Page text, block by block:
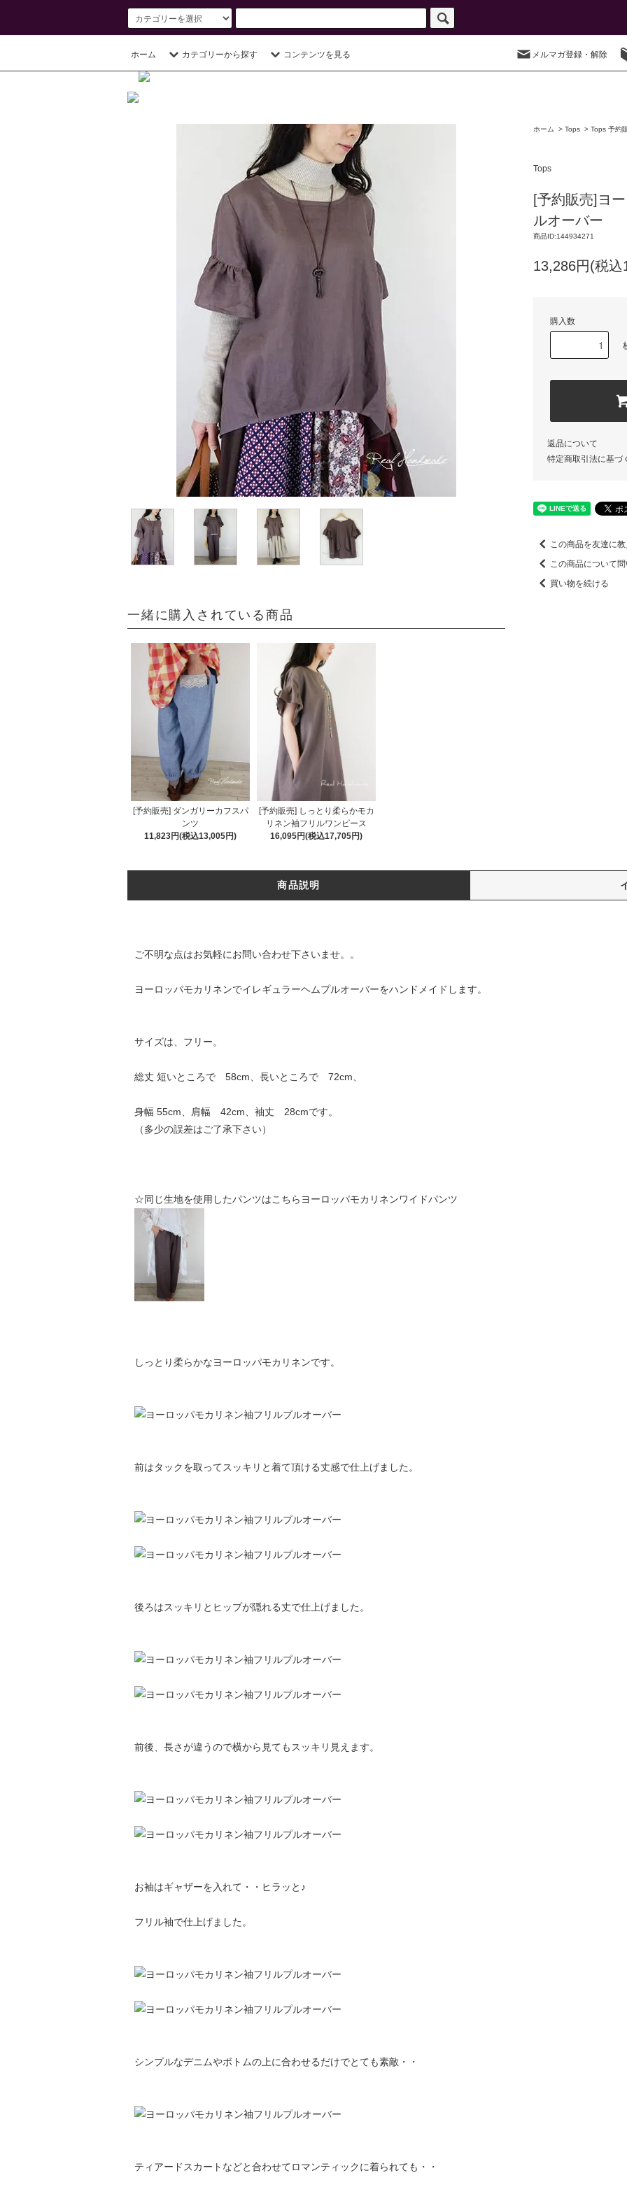
ホーム カテゴリーから探す コンテンツを見る メルマガ登録・解除
一緒に購入されている商品
[予約販売] ダンガリーカフスパ
ンツ
11,823円(税込13,005円)
[予約販売] しっとり柔らかモカ
リネン袖フリルワンピース
16,095円(税込17,705円)
ホーム > Tops > Tops 予約
Tops
[予約販売]ヨ
ルオーバー
商品ID:144934271
13,286円(税
購入数
返品について
特定商取引法に基づ
この商品を友達に
この商品について
買い物を続ける
商品説明
ご不明な点はお気軽にお問い合わせ下さいませ。。
ヨーロッパモカリネンでイレギュラーヘムプルオーバーをハンドメイドします。
サイズは、フリー。
総丈 短いところで 58cm、長いところで 72cm、
身幅 55cm、肩幅 42cm、袖丈 28cmです。
（多少の誤差はご了承下さい）
☆同じ生地を使用したパンツはこちら ヨーロッパモカリネンワイドパンツ
しっとり柔らかなヨーロッパモカリネンです。
前はタックを取ってスッキリと着て頂ける丈感で仕上げました。
後ろはスッキリとヒップが隠れる丈で仕上げました。
前後、長さが違うので横から見てもスッキリ見えます。
お袖はギャザーを入れて・・ヒラッと♪
フリル袖で仕上げました。
シンプルなデニムやボトムの上に合わせるだけでとても素敵・・
ティアードスカートなどと合わせてロマンティックに着られても・・